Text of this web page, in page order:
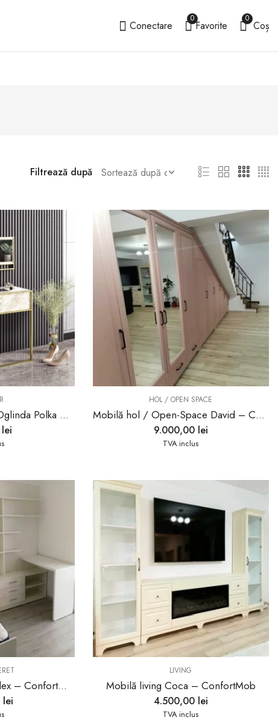
Conectare
0
Favorite
0
Coș
Filtrează după
Masuta de Machiaj cu Oglinda Polka Aynali – White
lei
HOL / OPEN SPACE
Mobilă hol / Open-Space David – ConfortMob
9.000,00 lei
TVA inclus
Mobilă cameră copii Alex – ConfortMob
lei
LIVING
Mobilă living Coca – ConfortMob
4.500,00 lei
TVA inclus